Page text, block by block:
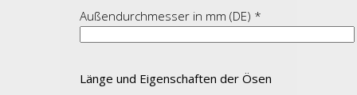
Außendurchmesser in mm (DE) *
Länge und Eigenschaften der Ösen